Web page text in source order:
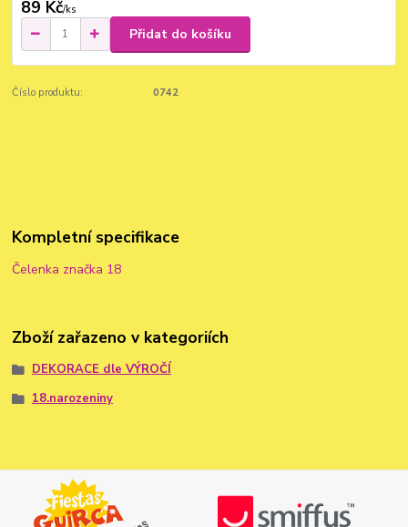
89 Kč/ks
Přidat do košíku
Číslo produktu: 0742
Kompletní specifikace
Čelenka značka 18
Zboží zařazeno v kategoriích
DEKORACE dle VÝROČÍ
18.narozeniny